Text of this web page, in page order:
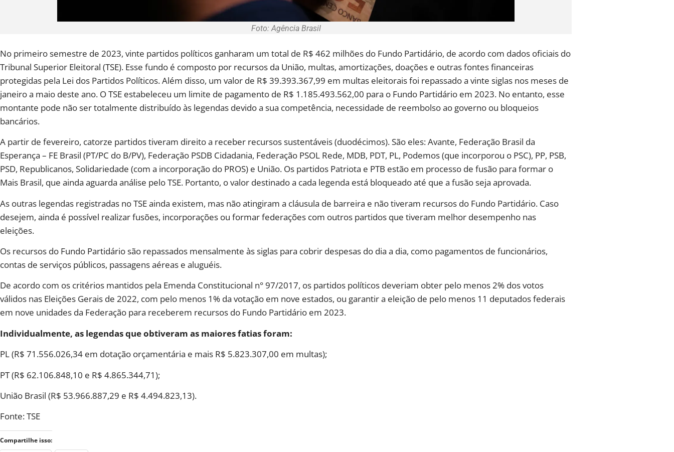
Foto: Agência Brasil
No primeiro semestre de 2023, vinte partidos políticos ganharam um total de R$ 462 milhões do Fundo Partidário, de acordo com dados oficiais do
Tribunal Superior Eleitoral (TSE). Esse fundo é composto por recursos da União, multas, amortizações, doações e outras fontes financeiras
protegidas pela Lei dos Partidos Políticos. Além disso, um valor de R$ 39.393.367,99 em multas eleitorais foi repassado a vinte siglas nos meses de
janeiro a maio deste ano. O TSE estabeleceu um limite de pagamento de R$ 1.185.493.562,00 para o Fundo Partidário em 2023. No entanto, esse
montante pode não ser totalmente distribuído às legendas devido a sua competência, necessidade de reembolso ao governo ou bloqueios
bancários.
A partir de fevereiro, catorze partidos tiveram direito a receber recursos sustentáveis ​​(duodécimos). São eles: Avante, Federação Brasil da
Esperança – FE Brasil (PT/PC do B/PV), Federação PSDB Cidadania, Federação PSOL Rede, MDB, PDT, PL, Podemos (que incorporou o PSC), PP, PSB,
PSD, Republicanos, Solidariedade (com a incorporação do PROS) e União. Os partidos Patriota e PTB estão em processo de fusão para formar o
Mais Brasil, que ainda aguarda análise pelo TSE. Portanto, o valor destinado a cada legenda está bloqueado até que a fusão seja aprovada.
As outras legendas registradas no TSE ainda existem, mas não atingiram a cláusula de barreira e não tiveram recursos do Fundo Partidário. Caso
desejem, ainda é possível realizar fusões, incorporações ou formar federações com outros partidos que tiveram melhor desempenho nas
eleições.
Os recursos do Fundo Partidário são repassados ​​mensalmente às siglas para cobrir despesas do dia a dia, como pagamentos de funcionários,
contas de serviços públicos, passagens aéreas e aluguéis.
De acordo com os critérios mantidos pela Emenda Constitucional n° 97/2017, os partidos políticos deveriam obter pelo menos 2% dos votos
válidos nas Eleições Gerais de 2022, com pelo menos 1% da votação em nove estados, ou garantir a eleição de pelo menos 11 deputados federais
em nove unidades da Federação para receberem recursos do Fundo Partidário em 2023.
Individualmente, as legendas que obtiveram as maiores fatias foram:
PL (R$ 71.556.026,34 em dotação orçamentária e mais R$ 5.823.307,00 em multas);
PT (R$ 62.106.848,10 e R$ 4.865.344,71);
União Brasil (R$ 53.966.887,29 e R$ 4.494.823,13).
Fonte: TSE
Compartilhe isso: